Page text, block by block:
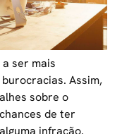
ser mais
Assim,
sobre o
de ter
infração.